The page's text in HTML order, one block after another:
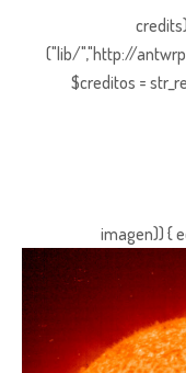
("lib/","http://
$creditos =
imagen)) {